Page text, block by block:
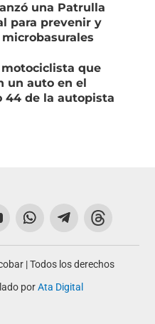
una Patrulla
para prevenir y
que
un auto en el
44 de la autopista
| Todos los derechos
porAta Digital